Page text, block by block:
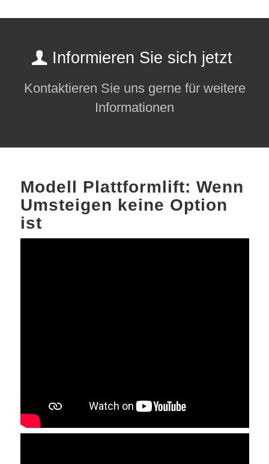
Informieren Sie sich jetzt
Kontaktieren Sie uns gerne für weitere
Informationen
Modell Plattformlift: Wenn
Umsteigen keine Option
ist